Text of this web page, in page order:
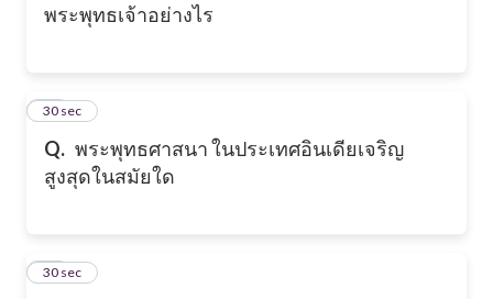
พระพุทธเจ้าอย่างไร
Q. พระพุทธศาสนา ในประเทศอินเดียเจริญ
สูงสุดในสมัยใด
17
30 sec
18
30 sec